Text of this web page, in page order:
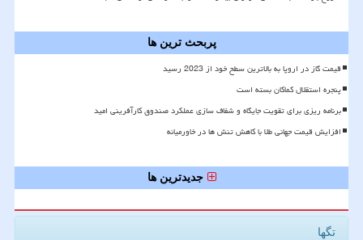
پربحث ترین ها
قیمت گاز در اروپا به بالاترین سطح خود از 2023 رسید
پنجره استقلال کماکان بسته است
برنامه ریزی برای تقویت جایگاه و شفاف سازی عملکرد صندوق کارآفرینی امید
افزایش قیمت جهانی طلا با کاهش تنش ها در خاورمیانه
جدیدترین ها
تگها